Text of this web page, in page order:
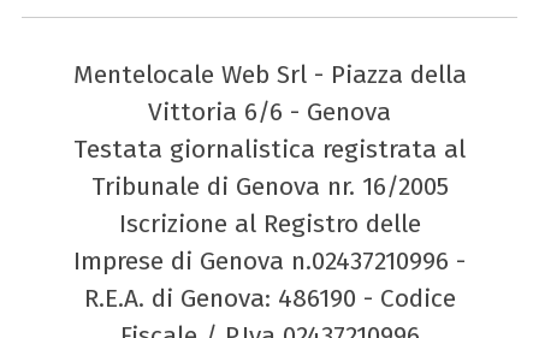
Mentelocale Web Srl - Piazza della
Vittoria 6/6 - Genova
Testata giornalistica registrata al
Tribunale di Genova nr. 16/2005
Iscrizione al Registro delle
Imprese di Genova n.02437210996 -
R.E.A. di Genova: 486190 - Codice